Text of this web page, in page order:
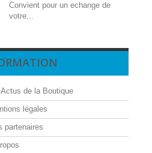
Convient pour un echange de
votre...
Actus de la Boutique
légales
partenaires